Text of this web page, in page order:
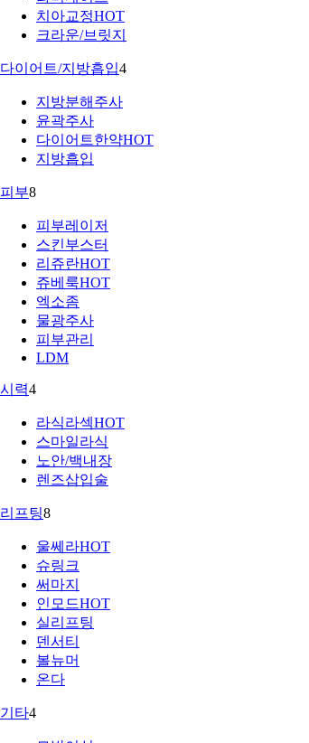
치아교정HOT
크라운/브릿지
다이어트/지방흡입4
지방분해주사
윤곽주사
다이어트한약HOT
지방흡입
피부8
피부레이저
스킨부스터
리쥬란HOT
쥬베룩HOT
엑소좀
물광주사
피부관리
LDM
시력4
라식라섹HOT
스마일라식
노안/백내장
렌즈삽입술
리프팅8
울쎄라HOT
슈링크
써마지
인모드HOT
실리프팅
덴서티
볼뉴머
온다
기타4